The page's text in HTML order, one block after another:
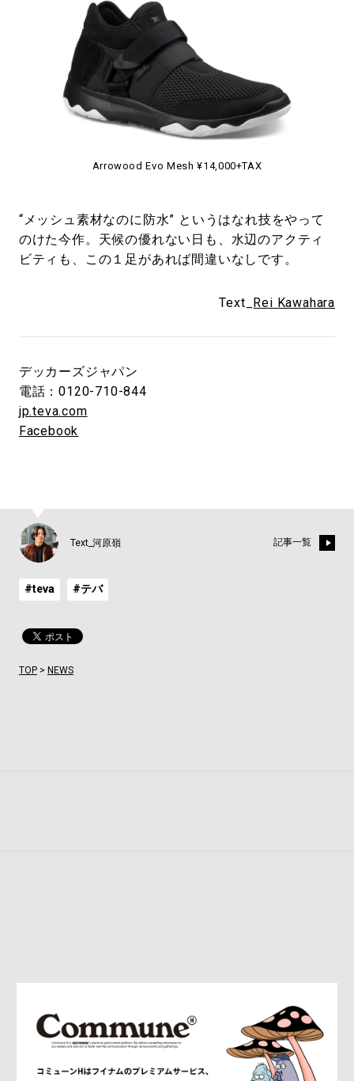
Arrowood Evo Mesh ¥14,000+TAX
“メッシュ素材なのに防水” というはなれ技をやって
のけた今作。天候の優れない日も、水辺のアクティ
ビティも、この１足があれば間違いなしです。
Text_ Rei Kawahara
デッカーズジャパン
電話：0120-710-844
jp.teva.com
Facebook
Text_河原嶺 記事一覧
#teva #テバ
TOP> NEWS